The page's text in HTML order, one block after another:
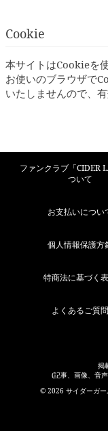
Cookie
本サイトはCookieを
お使いのブラウザで
いたしませんので、
ファンクラブ「CIDER
ついて
お支払いについ
個人情報保護方
特商法に基づく
よくあるご質問
掲
(記事、画像、音
© 2026 サイダーガ